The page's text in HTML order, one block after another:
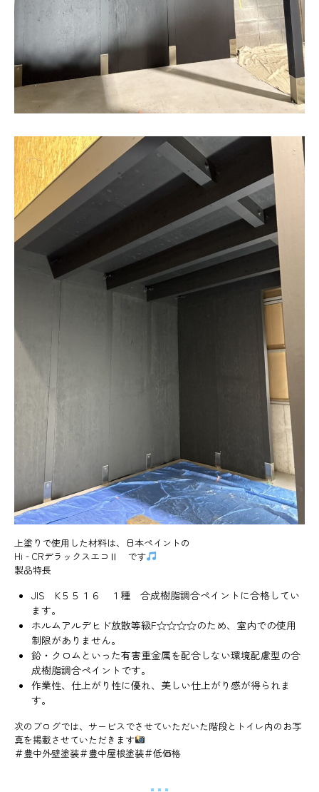
上塗りで使用した材料は、日本ペイントの
Hi‐CRデラックスエコⅡ です
製品特長
JIS K５５１６ １種 合成樹脂調合ペイントに合格してい
ます。
ホルムアルデヒド放散等級F☆☆☆☆のため、室内での使用
制限がありません。
鉛・クロムといった有害重金属を配合しない環境配慮型の合
成樹脂調合ペイントです。
作業性、仕上がり性に優れ、美しい仕上がり感が得られま
す。
次のブログでは、サービスでさせていただいた階段とトイレ内のお写
真を掲載させていただきます
＃豊中外壁塗装＃豊中屋根塗装＃低価格